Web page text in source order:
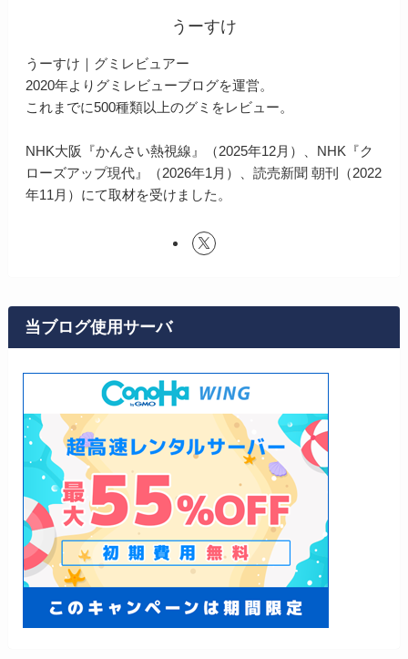
うーすけ
うーすけ｜グミレビュアー
2020年よりグミレビューブログを運営。
これまでに500種類以上のグミをレビュー。
NHK大阪『かんさい熱視線』（2025年12月）、NHK『ク
ローズアップ現代』（2026年1月）、読売新聞 朝刊（2022
年11月）にて取材を受けました。
当ブログ使用サーバ